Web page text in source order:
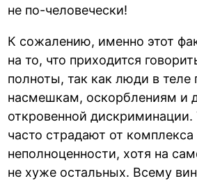
не по-человечески!
К сожалению, именно этот
на то, что приходится
полноты, так как люди в теле
насмешкам, оскорблениям и
откровенной
часто страдают от комплекса
неполноценности, хотя на
не хуже остальных. Всему